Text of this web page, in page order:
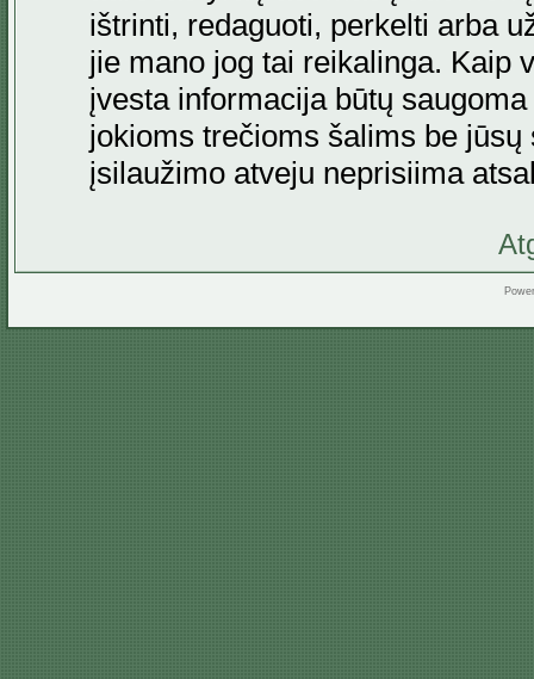
ištrinti, redaguoti, perkelti arba
jie mano jog tai reikalinga. Kaip
įvesta informacija būtų
jokioms trečioms šalims be jūsų
įsilaužimo atveju neprisiima